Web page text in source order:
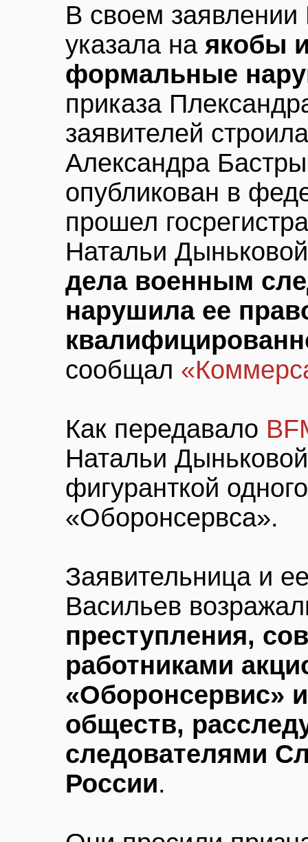
В своем
указала на якобы
формальные
приказа
заявителей
Александра
опубликован в
прошел
Натальи
дела военным
нарушила ее
сообщал
Как передавало
Натальи
фигуранткой
«Оборонсервса».
Заявительница и
Васильев
преступления,
работниками
«Оборонсервис»
обществ,
следователями
России.